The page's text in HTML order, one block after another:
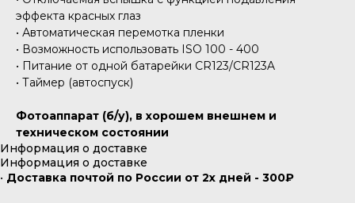
эффекта красных глаз
• Автоматическая перемотка пленки
• Возможность использовать ISO 100 - 400
• Питание от одной батарейки CR123/CR123A
• Таймер (автоспуск)
Фотоаппарат (б/у), в хорошем внешнем и
техническом состоянии
Информация о доставке
Информация о доставке
• Доставка почтой по России от 2х дней - 300₽